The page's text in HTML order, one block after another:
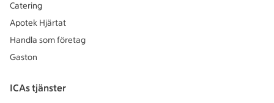
Catering
Apotek Hjärtat
Handla som företag
Gaston
ICAs tjänster